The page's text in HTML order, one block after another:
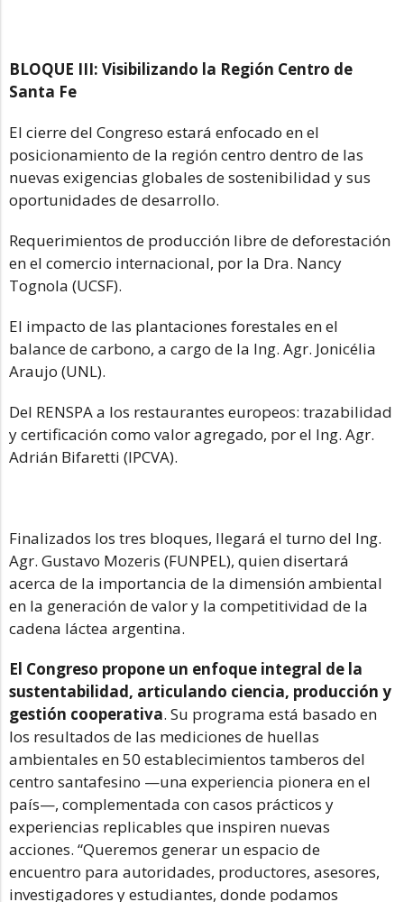
BLOQUE III: Visibilizando la Región Centro de
Santa Fe
El cierre del Congreso estará enfocado en el
posicionamiento de la región centro dentro de las
nuevas exigencias globales de sostenibilidad y sus
oportunidades de desarrollo.
Requerimientos de producción libre de deforestación
en el comercio internacional, por la Dra. Nancy
Tognola (UCSF).
El impacto de las plantaciones forestales en el
balance de carbono, a cargo de la Ing. Agr. Jonicélia
Araujo (UNL).
Del RENSPA a los restaurantes europeos: trazabilidad
y certificación como valor agregado, por el Ing. Agr.
Adrián Bifaretti (IPCVA).
Finalizados los tres bloques, llegará el turno del Ing.
Agr. Gustavo Mozeris (FUNPEL), quien disertará
acerca de la importancia de la dimensión ambiental
en la generación de valor y la competitividad de la
cadena láctea argentina.
El Congreso propone un enfoque integral de la
sustentabilidad, articulando ciencia, producción y
gestión cooperativa. Su programa está basado en
los resultados de las mediciones de huellas
ambientales en 50 establecimientos tamberos del
centro santafesino —una experiencia pionera en el
país—, complementada con casos prácticos y
experiencias replicables que inspiren nuevas
acciones. “Queremos generar un espacio de
encuentro para autoridades, productores, asesores,
investigadores y estudiantes, donde podamos